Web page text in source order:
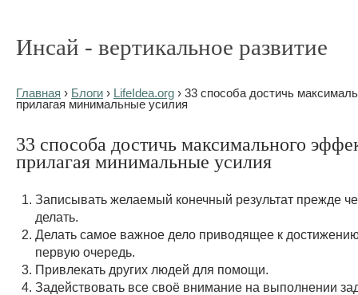
Инсай - вертикальное развитие
Главная › Блоги › LifeIdea.org › 33 способа достичь
прилагая минимальные усилия
33 способа достичь максимального
прилагая минимальные усилия
Записывать желаемый конечный результат прежде
делать.
Делать самое важное дело приводящее к достижению
первую очередь.
Привлекать других людей для помощи.
Задействовать все своё внимание на выполнении